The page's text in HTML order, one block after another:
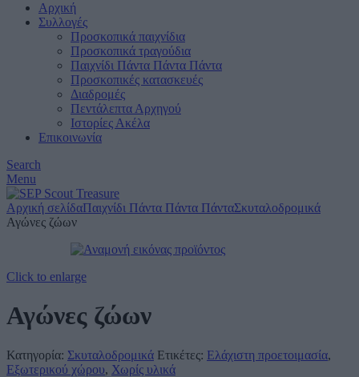
Αρχική
Συλλογές
Προσκοπικά παιχνίδια
Προσκοπικά τραγούδια
Παιχνίδι Πάντα Πάντα Πάντα
Προσκοπικές κατασκευές
Διαδρομές
Πεντάλεπτα Αρχηγού
Ιστορίες Ακέλα
Επικοινωνία
Search
Menu
Αρχική σελίδαΠαιχνίδι Πάντα Πάντα ΠάνταΣκυταλοδρομικά
Αγώνες ζώων
Click to enlarge
Αγώνες ζώων
Κατηγορία: Σκυταλοδρομικά Ετικέτες: Ελάχιστη προετοιμασία,
Εξωτερικού χώρου, Χωρίς υλικά